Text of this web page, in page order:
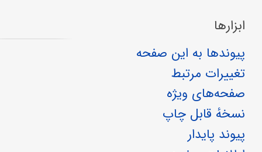
ابزارها
پیوندها به این صفحه
تغییرات مرتبط
صفحه‌های ویژه
نسخهٔ قابل چاپ
پیوند پایدار